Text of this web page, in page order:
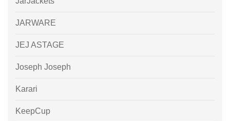
JARWARE
JEJ ASTAGE
Joseph Joseph
Karari
KeepCup